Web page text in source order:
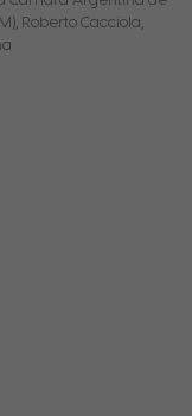
Roberto Cacciola,